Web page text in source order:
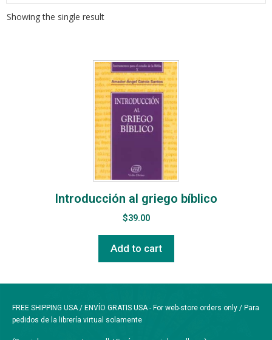
Showing the single result
Introducción al griego bíblico
$39.00
Add to cart
FREE SHIPPING USA / ENVÍO GRATIS USA - For web-store orders only / Para
pedidos de la librería virtual solamente